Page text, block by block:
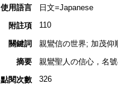
使用語言
日文=Japanese
附註項
110
關鍵詞
親鸞信の世界; 加茂仰
摘要
親鸞聖人の信心，名
點閱次數
326